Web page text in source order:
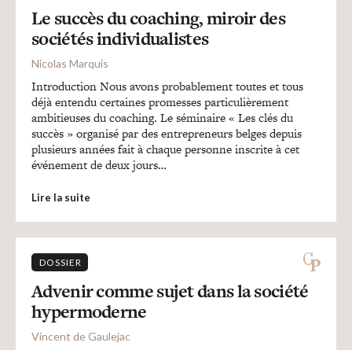
Le succès du coaching, miroir des
sociétés individualistes
Nicolas Marquis
Introduction Nous avons probablement toutes et tous
déjà entendu certaines promesses particulièrement
ambitieuses du coaching. Le séminaire « Les clés du
succès » organisé par des entrepreneurs belges depuis
plusieurs années fait à chaque personne inscrite à cet
événement de deux jours…
Lire la suite
DOSSIER
Advenir comme sujet dans la société
hypermoderne
Vincent de Gaulejac